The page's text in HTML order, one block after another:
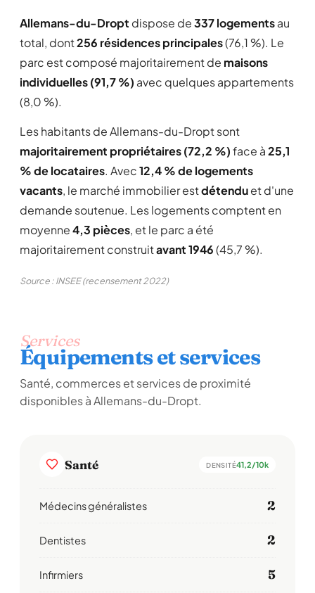
Allemans-du-Dropt dispose de337 logementsau
total, dont256 résidences principales(76,1 %). Le
parc est composé majoritairement de maisons
individuelles (91,7 %) avec quelques appartements
(8,0 %).
Les habitants de Allemans-du-Dropt sont
majoritairement propriétaires (72,2 %)face à25,1
% de locataires. Avec12,4 % de logements
vacants, le marché immobilier estdétenduet d'une
demande soutenue. Les logements comptent en
moyenne4,3 pièces, et le parc a été
majoritairement construitavant 1946(45,7 %).
Source : INSEE (recensement 2022)
Services
Équipements et services
Santé, commerces et services de proximité
disponibles à Allemans-du-Dropt.
Santé DENSITÉ41,2/10k
Médecins généralistes 2
Dentistes 2
Infirmiers 5